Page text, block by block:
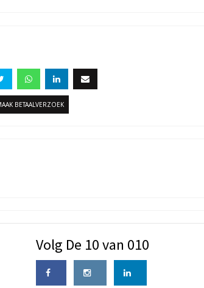
BETAALVERZOEK
Volg De 10 van 010